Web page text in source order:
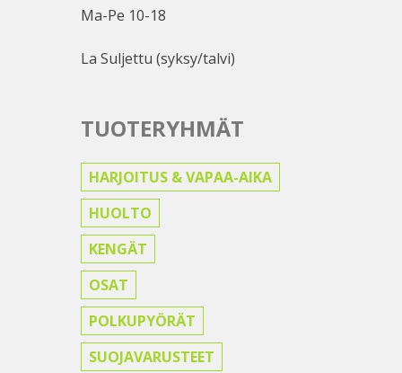
Ma-Pe 10-18
La Suljettu (syksy/talvi)
TUOTERYHMÄT
HARJOITUS & VAPAA-AIKA
HUOLTO
KENGÄT
OSAT
POLKUPYÖRÄT
SUOJAVARUSTEET